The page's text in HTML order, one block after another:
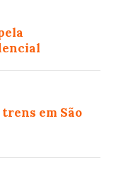
em São